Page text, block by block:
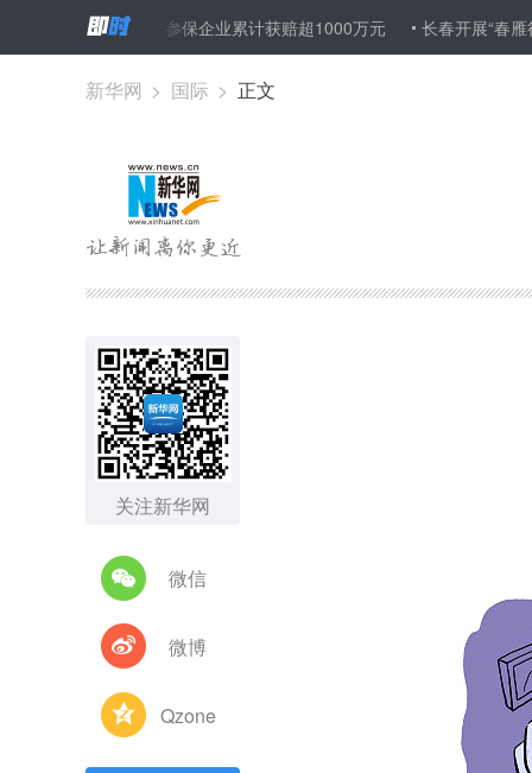
安责险”以来参保企业累计获赔超1000万元 长春开展“春雁行动”大
新华网 > 国际 > 正文
关注新华网
微信
微博
Qzone